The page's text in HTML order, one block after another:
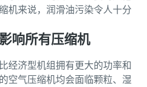
机来说，润滑油污染令人十分
响所有压缩机
经济型机组拥有更大的功率和
空气压缩机均会面临颗粒、湿